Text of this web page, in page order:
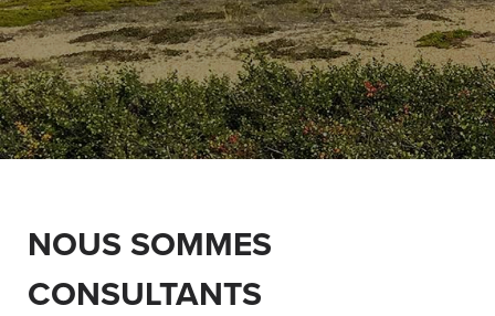
NOUS SOMMES
CONSULTANTS